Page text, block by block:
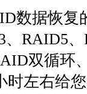
数据恢复
RAID5
双循环
时左右给